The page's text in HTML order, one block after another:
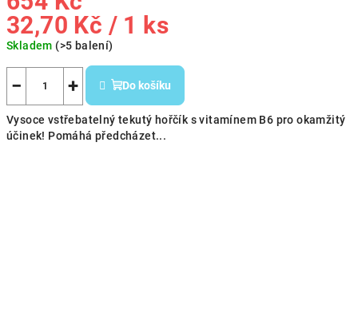
Měrná
cena:
32,70 Kč / 1 ks
Skladem (>5 balení)
+
− Do košíku
Vysoce vstřebatelný tekutý hořčík s vitamínem B6 pro okamžitý
účinek! Pomáhá předcházet...